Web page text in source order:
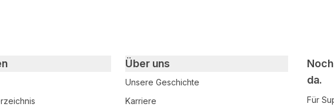
da.
Für
Über uns
Unsere Geschichte
Karriere